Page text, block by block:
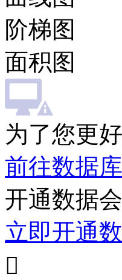
阶梯图
面积图
为了您更
前往数据
开通数据
立即开通
